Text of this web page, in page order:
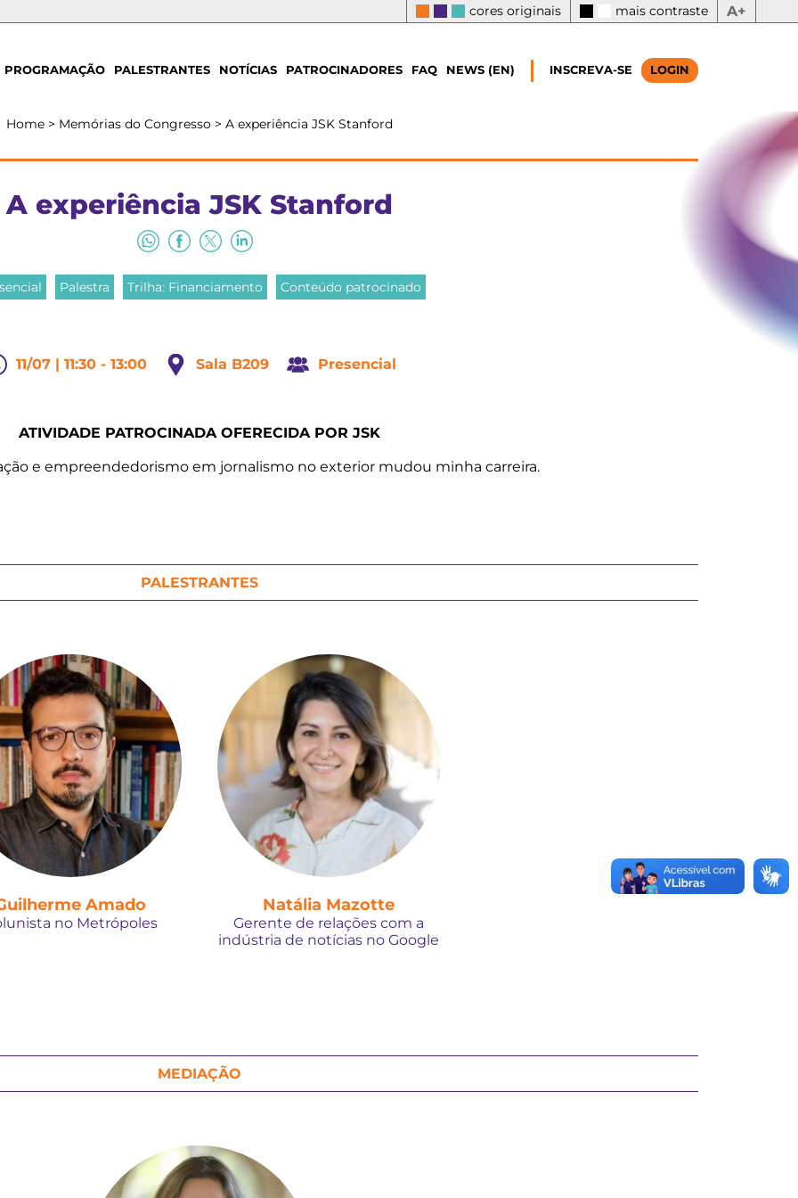
cores originais mais contraste A+
PROGRAMAÇÃO PALESTRANTES NOTÍCIAS PATROCINADORES FAQ NEWS (EN) INSCREVA-SE LOGIN
Home > Memórias do Congresso > A experiência JSK Stanford
A experiência JSK Stanford
Palestra Trilha: Financiamento Conteúdo patrocinado
11/07 | 11:30 - 13:00 Sala B209 Presencial
ATIVIDADE PATROCINADA OFERECIDA POR JSK
e empreendedorismo em jornalismo no exterior mudou minha carreira.
PALESTRANTES
Amado
no Metrópoles
Natália Mazotte
Gerente de relações com a
indústria de notícias no Google
MEDIAÇÃO